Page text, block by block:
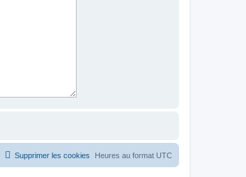
Heures au format UTC
Supprimer les cookies